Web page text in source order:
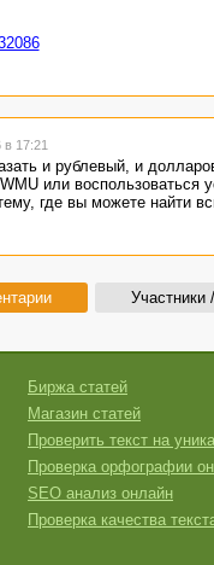
17:21
и рублевый, и
или
где вы можете найти
Участники
Биржа статей
Магазин статей
Проверить текст на
Проверка орфографии
SEO анализ онлайн
Проверка качества